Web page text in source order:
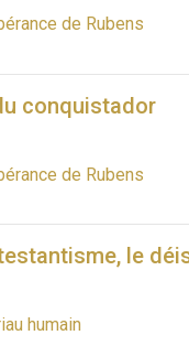
de Rubens
conquistador
de Rubens
le
humain